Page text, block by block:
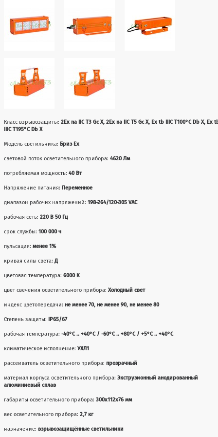
Класс взрывозащиты:2Ex na IIC T3 Gc X, 2Ex na IIC T5 Gc X, Ex tb IIIC T100°C Db X, Ex
IIIC T195°C Db X
Модель светильника: Бриз Ex
световой поток осветительного прибора:4620 Лм
потребляемая мощность:40 Вт
Напряжение питания: Переменное
диапазон рабочих напряжений:198-264/120-305 VAC
рабочая сеть:220 В 50 Гц
срок службы:100 000 ч
пульсация:менее 1%
кривая силы света:Д
цветовая температура:6000 K
цвет свечения осветительного прибора:Холодный свет
индекс цветопередачи:не менее 70, не менее 90, не менее 80
Степень защиты: IP65/67
рабочая температура:-40°С .. +40°C / -60°С .. +80°C / +5°С .. +40°C
климатическое исполнение:УХЛ1
рассеиватель осветительного прибора:прозрачный
материал корпуса осветительного прибора:Экструзионный анодированный
алюминиевый сплав
габариты осветительного прибора:300x112x76 мм
вес осветительного прибора:2,7 кг
назначение:взрывозащищённые светильники